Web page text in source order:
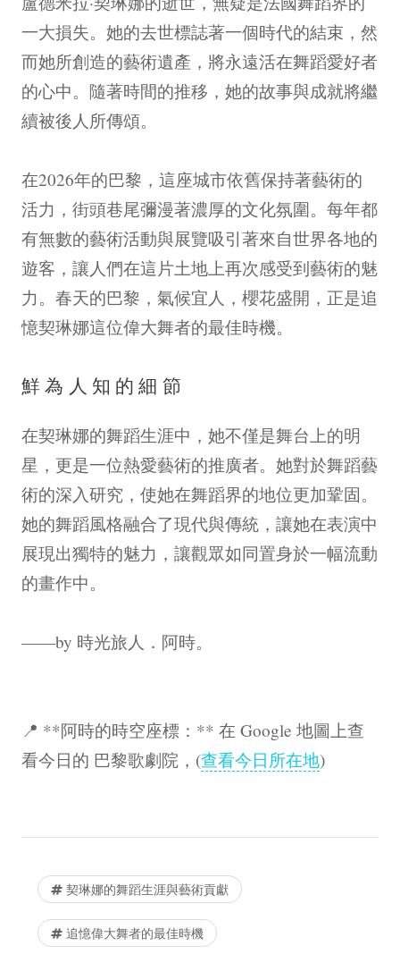
一大損失。她的去世標誌著一個時代的結束，然
而她所創造的藝術遺產，將永遠活在舞蹈愛好者
的心中。隨著時間的推移，她的故事與成就將繼
續被後人所傳頌。
在2026年的巴黎，這座城市依舊保持著藝術的
活力，街頭巷尾彌漫著濃厚的文化氛圍。每年都
有無數的藝術活動與展覽吸引著來自世界各地的
遊客，讓人們在這片土地上再次感受到藝術的魅
力。春天的巴黎，氣候宜人，櫻花盛開，正是追
憶契琳娜這位偉大舞者的最佳時機。
鮮為人知的細節
在契琳娜的舞蹈生涯中，她不僅是舞台上的明
星，更是一位熱愛藝術的推廣者。她對於舞蹈藝
術的深入研究，使她在舞蹈界的地位更加鞏固。
她的舞蹈風格融合了現代與傳統，讓她在表演中
展現出獨特的魅力，讓觀眾如同置身於一幅流動
的畫作中。
——by 時光旅人．阿時。
📍 **阿時的時空座標：** 在 Google 地圖上查
看今日的 巴黎歌劇院，(查看今日所在地)
契琳娜的舞蹈生涯與藝術貢獻
追憶偉大舞者的最佳時機